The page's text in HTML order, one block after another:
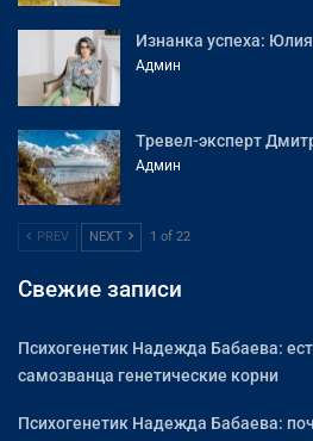
Изнанка успеха:
Админ
Тревел-эксперт
Админ
PREV NEXT 1 of 22
Свежие записи
Психогенетик Надежда Бабаева:
самозванца генетические корни
Психогенетик Надежда Бабаева: